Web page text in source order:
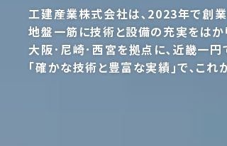
工建産業株式会社は､2023年で創
地盤一筋に技術と設備の充実をはか
大阪･尼崎･西宮を拠点に､近畿一円
｢確かな技術と豊富な実績｣で､これ